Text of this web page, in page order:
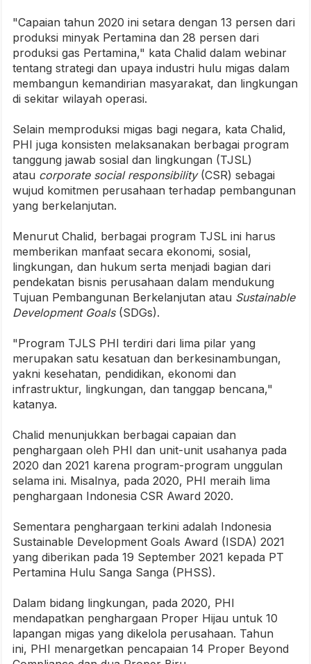
"Capaian tahun 2020 ini setara dengan 13 persen dari
produksi minyak Pertamina dan 28 persen dari
produksi gas Pertamina," kata Chalid dalam webinar
tentang strategi dan upaya industri hulu migas dalam
membangun kemandirian masyarakat, dan lingkungan
di sekitar wilayah operasi.
Selain memproduksi migas bagi negara, kata Chalid,
PHI juga konsisten melaksanakan berbagai program
tanggung jawab sosial dan lingkungan (TJSL)
atau corporate social responsibility(CSR) sebagai
wujud komitmen perusahaan terhadap pembangunan
yang berkelanjutan.
Menurut Chalid, berbagai program TJSL ini harus
memberikan manfaat secara ekonomi, sosial,
lingkungan, dan hukum serta menjadi bagian dari
pendekatan bisnis perusahaan dalam mendukung
Tujuan Pembangunan Berkelanjutan atau Sustainable
Development Goals(SDGs).
"Program TJLS PHI terdiri dari lima pilar yang
merupakan satu kesatuan dan berkesinambungan,
yakni kesehatan, pendidikan, ekonomi dan
infrastruktur, lingkungan, dan tanggap bencana,"
katanya.
Chalid menunjukkan berbagai capaian dan
penghargaan oleh PHI dan unit-unit usahanya pada
2020 dan 2021 karena program-program unggulan
selama ini. Misalnya, pada 2020, PHI meraih lima
penghargaan Indonesia CSR Award 2020.
Sementara penghargaan terkini adalah Indonesia
Sustainable Development Goals Award (ISDA) 2021
yang diberikan pada 19 September 2021 kepada PT
Pertamina Hulu Sanga Sanga (PHSS).
Dalam bidang lingkungan, pada 2020, PHI
mendapatkan penghargaan Proper Hijau untuk 10
lapangan migas yang dikelola perusahaan. Tahun
ini, PHI menargetkan pencapaian 14 Proper Beyond